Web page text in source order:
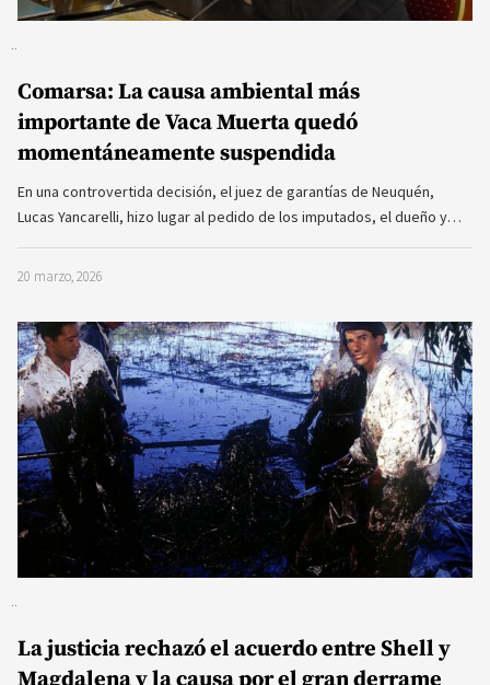
Comarsa: La causa ambiental más
importante de Vaca Muerta quedó
momentáneamente suspendida
En una controvertida decisión, el juez de garantías de Neuquén,
Lucas Yancarelli, hizo lugar al pedido de los imputados, el dueño y…
20 marzo, 2026
La justicia rechazó el acuerdo entre Shell y